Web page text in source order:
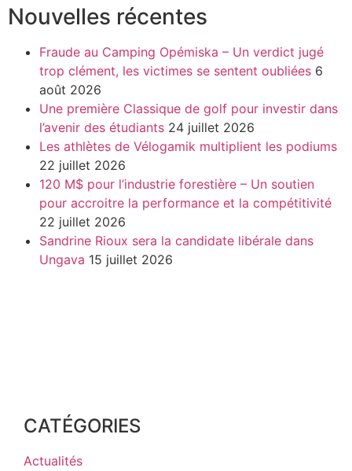
Nouvelles récentes
Fraude au Camping Opémiska – Un verdict jugé
trop clément, les victimes se sentent oubliées 6
août 2026
Une première Classique de golf pour investir dans
l’avenir des étudiants 24 juillet 2026
Les athlètes de Vélogamik multiplient les podiums
22 juillet 2026
120 M$ pour l’industrie forestière – Un soutien
pour accroitre la performance et la compétitivité
22 juillet 2026
Sandrine Rioux sera la candidate libérale dans
Ungava 15 juillet 2026
CATÉGORIES
Actualités